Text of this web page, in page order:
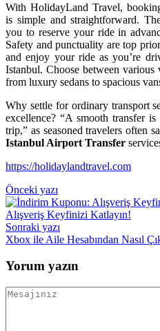
With HolidayLand Travel,
is simple and straightforward.
you to reserve your ride in
Safety and punctuality are top
and enjoy your ride as you’re
Istanbul. Choose between
from luxury sedans to spacious
Why settle for ordinary transport
excellence? “A smooth transfer
trip,” as seasoned travelers often
Istanbul Airport Transfer
https://holidaylandtravel.com
Yazı
gezinmesi
Önceki yazı
Alışveriş Keyfinizi Katlayın!
Sonraki yazı
Xbox ile Aile Hesabından Nasıl
Yorum yazın